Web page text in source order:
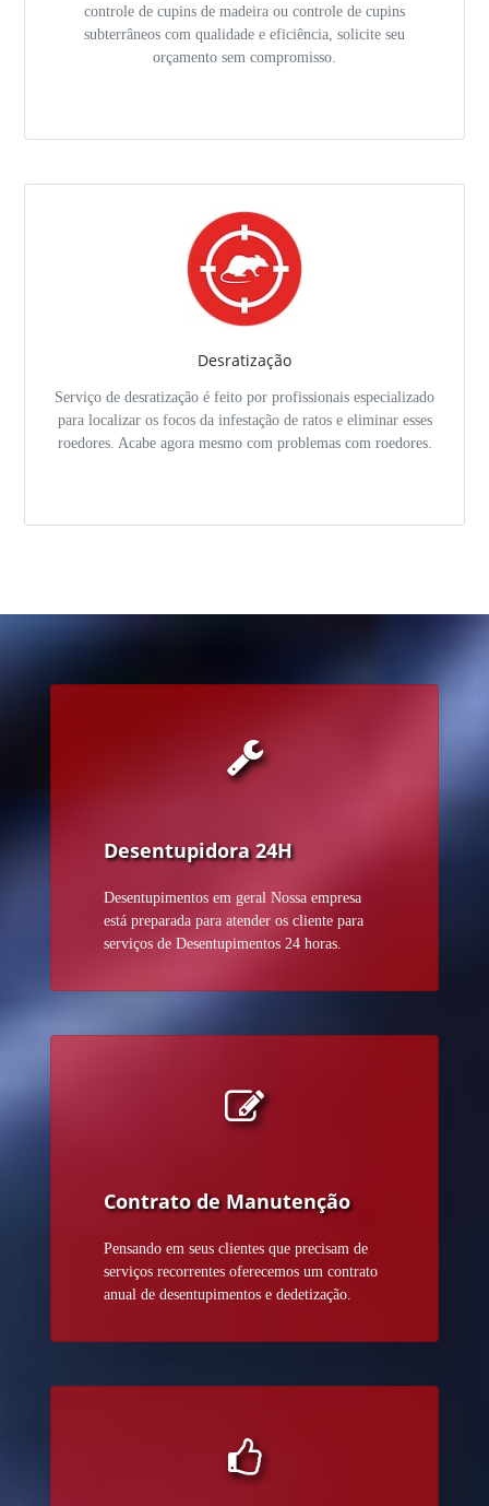
controle de cupins de madeira ou controle de cupins
subterrâneos com qualidade e eficiência, solicite seu
orçamento sem compromisso.
Desratização
Serviço de desratização é feito por profissionais especializado
para localizar os focos da infestação de ratos e eliminar esses
roedores. Acabe agora mesmo com problemas com roedores.
Desentupidora 24H
Desentupimentos em geral Nossa empresa
está preparada para atender os cliente para
serviços de Desentupimentos 24 horas.
Contrato de Manutenção
Pensando em seus clientes que precisam de
serviços recorrentes oferecemos um contrato
anual de desentupimentos e dedetização.